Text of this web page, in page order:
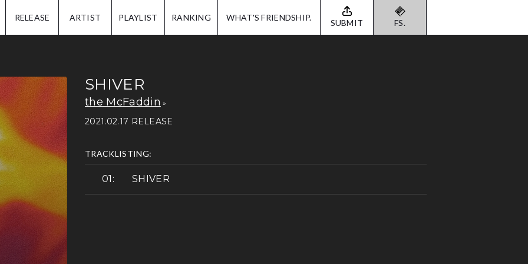
RELEASE ARTIST PLAYLIST RANKING WHAT'S FRIENDSHIP. SUBMIT FS.
SHIVER
the McFaddin
2021.02.17 RELEASE
TRACKLISTING:
SHIVER